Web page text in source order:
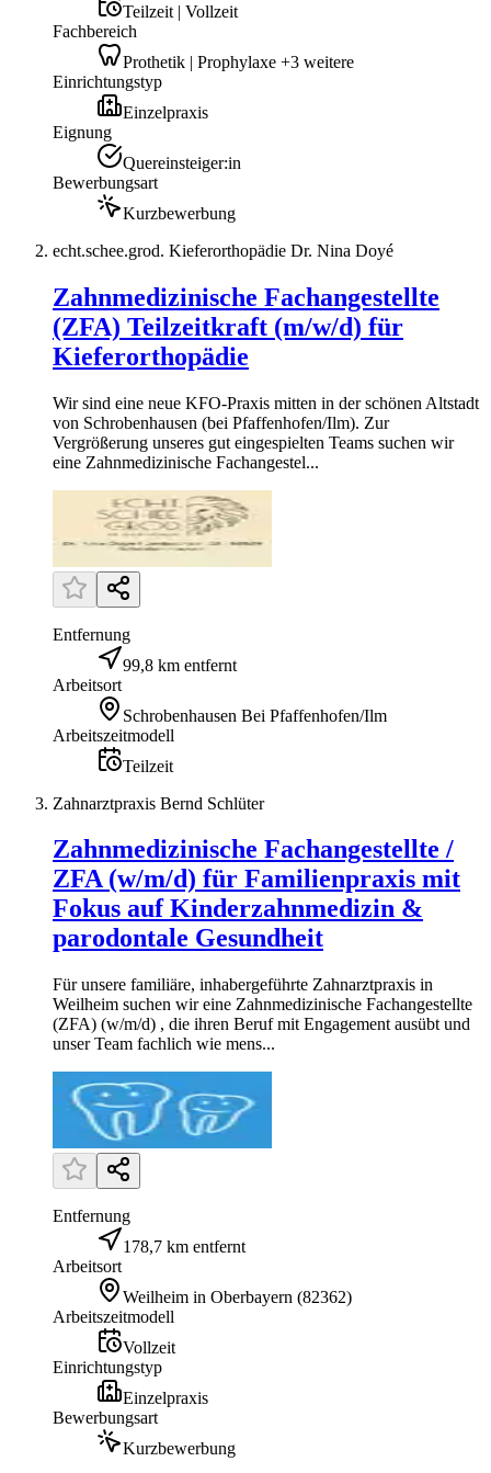
Teilzeit | Vollzeit
Fachbereich
Prothetik | Prophylaxe +3 weitere
Einrichtungstyp
Einzelpraxis
Eignung
Quereinsteiger:in
Bewerbungsart
Kurzbewerbung
echt.schee.grod. Kieferorthopädie Dr. Nina Doyé
Zahnmedizinische Fachangestellte
(ZFA) Teilzeitkraft (m/w/d) für
Kieferorthopädie
Wir sind eine neue KFO-Praxis mitten in der schönen Altstadt
von Schrobenhausen (bei Pfaffenhofen/Ilm). Zur
Vergrößerung unseres gut eingespielten Teams suchen wir
eine Zahnmedizinische Fachangestel...
Entfernung
99,8 km entfernt
Arbeitsort
Schrobenhausen Bei Pfaffenhofen/Ilm
Arbeitszeitmodell
Teilzeit
Zahnarztpraxis Bernd Schlüter
Zahnmedizinische Fachangestellte /
ZFA (w/m/d) für Familienpraxis mit
Fokus auf Kinderzahnmedizin &
parodontale Gesundheit
Für unsere familiäre, inhabergeführte Zahnarztpraxis in
Weilheim suchen wir eine Zahnmedizinische Fachangestellte
(ZFA) (w/m/d) , die ihren Beruf mit Engagement ausübt und
unser Team fachlich wie mens...
Entfernung
178,7 km entfernt
Arbeitsort
Weilheim in Oberbayern (82362)
Arbeitszeitmodell
Vollzeit
Einrichtungstyp
Einzelpraxis
Bewerbungsart
Kurzbewerbung